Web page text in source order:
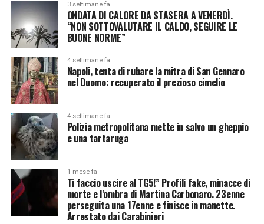
3 settimane fa
ONDATA DI CALORE DA STASERA A VENERDÌ.
“NON SOTTOVALUTARE IL CALDO, SEGUIRE LE
BUONE NORME”
4 settimane fa
Napoli, tenta di rubare la mitra di San Gennaro
nel Duomo: recuperato il prezioso cimelio
4 settimane fa
Polizia metropolitana mette in salvo un gheppio
e una tartaruga
1 mese fa
Ti faccio uscire al TG5!” Profili fake, minacce di
morte e l’ombra di Martina Carbonaro. 23enne
perseguita una 17enne e finisce in manette.
Arrestato dai Carabinieri